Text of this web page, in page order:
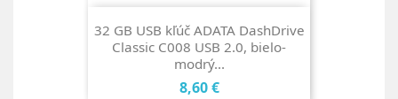
32 GB USB kľúč ADATA DashDrive
Classic C008 USB 2.0, bielo-
modrý...
Cena
8,60 €